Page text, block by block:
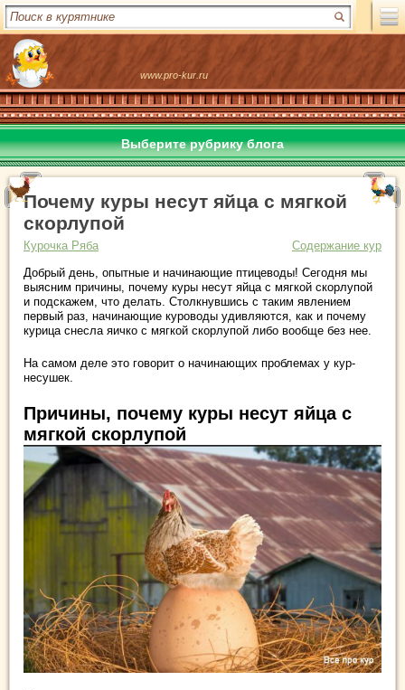
www.pro-kur.ru
Выберите рубрику блога
Почему куры несут яйца с мягкой
скорлупой
Курочка Ряба
Содержание кур
Добрый день, опытные и начинающие птицеводы! Сегодня мы
выясним причины, почему куры несут яйца с мягкой скорлупой
и подскажем, что делать. Столкнувшись с таким явлением
первый раз, начинающие куроводы удивляются, как и почему
курица снесла яичко с мягкой скорлупой либо вообще без нее.
На самом деле это говорит о начинающих проблемах у кур-
несушек.
Причины, почему куры несут яйца с
мягкой скорлупой